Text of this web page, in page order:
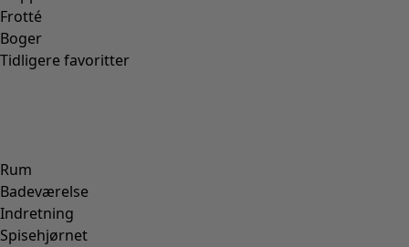
Frotté
Boger
Tidligere favoritter
Rum
Badeværelse
Indretning
Spisehjørnet